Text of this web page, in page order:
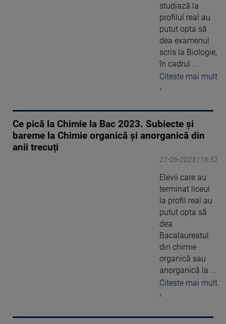
studiază la
profilul real au
putut opta să
dea examenul
scris la Biologie,
în cadrul ...
Citeste mai mult
›
Ce pică la Chimie la Bac 2023. Subiecte și
bareme la Chimie organică și anorganică din
anii trecuți
27-06-2023 | 16:52
Elevii care au
terminat liceul
la profil real au
putut opta să
dea
Bacalaureatul
din chimie
organică sau
anorganică la ...
Citeste mai mult
›